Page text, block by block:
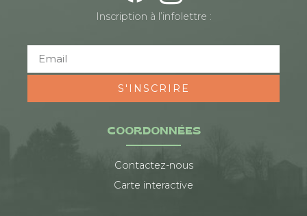
COORDONNÉES
Contactez-nous
Carte interactive
Inscription à l’infolettre :
S'INSCRIRE